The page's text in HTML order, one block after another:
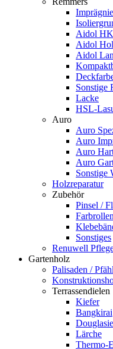
Aidol
Aidol
Aidol
Sonstige
Lacke
HSL-
Auro
Auro
Auro
Auro
Auro
Sonstige
Holzreparatur
Zubehör
Pinsel /
Farbrollen
Sonstiges
Renuwell
Gartenholz
Palisaden /
Terrassendielen
Kiefer
Bangkirai
Douglasie
Lärche
Thermo-